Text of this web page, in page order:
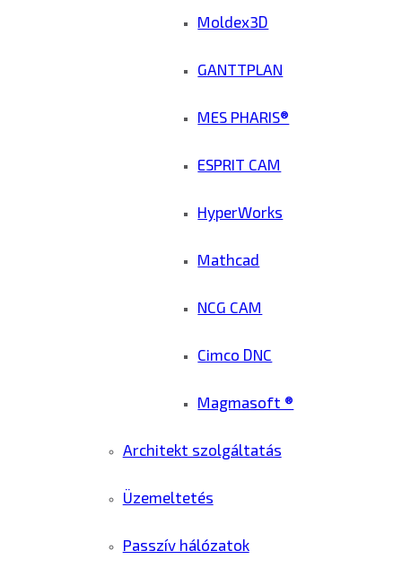
Moldex3D
GANTTPLAN
MES PHARIS®
ESPRIT CAM
HyperWorks
Mathcad
NCG CAM
Cimco DNC
Magmasoft ®
Architekt szolgáltatás
Üzemeltetés
Passzív hálózatok